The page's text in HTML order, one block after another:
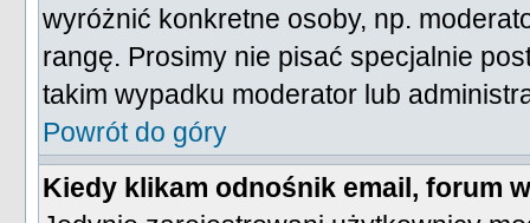
wyróżnić konkretne osoby, np.
rangę. Prosimy nie pisać specjalnie
takim wypadku moderator lub
Powrót do góry
Kiedy klikam odnośnik email, forum